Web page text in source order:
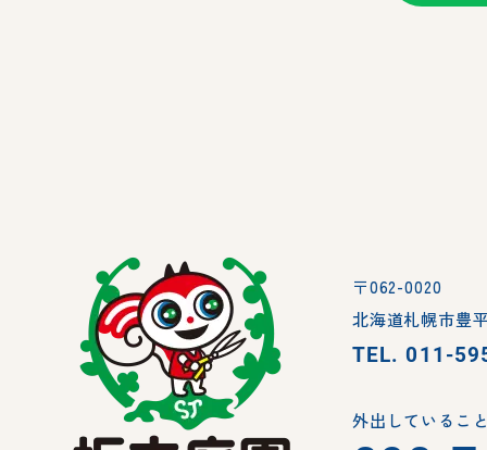
〒062-0020
北海道札幌市豊
TEL.011-
外出しているこ